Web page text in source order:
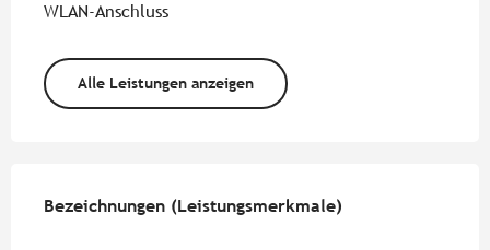
WLAN-Anschluss
Alle Leistungen anzeigen
Bezeichnungen (Leistungsmerkmale)
Bezeichnungen (Leistungsmerkmale)